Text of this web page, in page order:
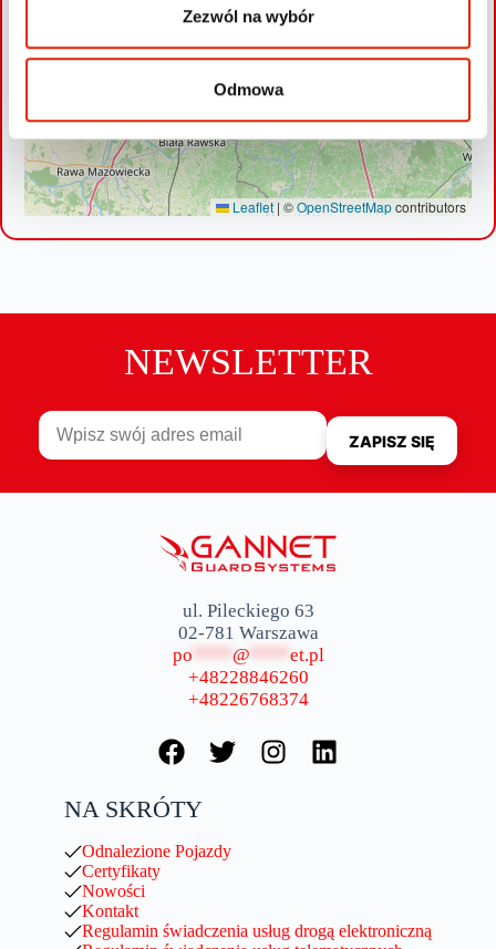
Zezwól na wybór
Odmowa
Leaflet | ©OpenStreetMapcontributors
NEWSLETTER
ul. Pileckiego 63
02-781 Warszawa
po **** @ **** et.pl
+48228846260
+48226768374
NA SKRÓTY
Odnalezione Pojazdy
Certyfikaty
Nowości
Kontakt
Regulamin świadczenia usług drogą elektroniczną